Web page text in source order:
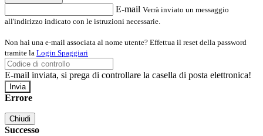
E-mail Verrà inviato un messaggio
all'indirizzo indicato con le istruzioni necessarie.
Non hai una e-mail associata al nome utente? Effettua il reset della password
tramite la Login Spaggiari
E-mail inviata, si prega di controllare la casella di posta elettronica!
Errore
Chiudi
Successo